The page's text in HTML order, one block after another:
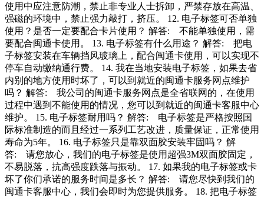
使用中应注意防潮，禁止非专业人士拆卸，严禁存放在高温、
强磁的环境中，禁止强力敲打，挤压。 12. 电子标签可否单独
使用？是否一定要配合卡片使用？ 解答: 不能单独使用，需
要配合闽通卡使用。 13. 电子标签有什么用途？ 解答: 把电
子标签安装在车辆挡风玻璃上，配合闽通卡使用，可以实现不
停车自动缴纳通行费。 14. 我在当地安装电子标签，如果去省
内别的地方使用时坏了，可以到就近的闽通卡服务网点维护
吗？ 解答: 我公司的闽通卡服务网点是全省联网的，在使用
过程中遇到不能使用的情况，您可以到就近的闽通卡客服中心
维护。 15. 电子标签耐用吗？ 解答: 电子标签是严格按照国
际标准制造的而且经过一系列工艺改进，质量保证，正常使用
寿命为5年。 16. 电子标签只是靠双面胶安装牢固吗？ 解
答: 请您放心，我们的电子标签是使用超强3M双面胶固定，
不易脱落，抗高强度跌落与振动。 17. 如果我的电子标签或卡
坏了你们承诺的服务时间是多长？ 解答: 请您尽快到我们的
闽通卡客服中心，我们会即时为您提供服务。 18. 把电子标签